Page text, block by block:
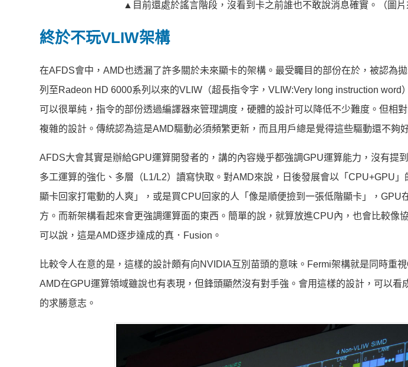
▲目前還處於謠言階段，沒看到卡之前誰也不敢說消息確實。（圖片
終於不玩VLIW架構
在AFDS會中，AMD也透漏了許多關於未來顯卡的架構。最受矚目的部份在於，被認為
列至Radeon HD 6000系列以來的VLIW（超長指令字，VLIW:Very long instruction word
可以很單純，指令的部份透過編譯器來管理調度，硬體的設計可以降低不少難度。但相
複雜的設計。傳統認為這是AMD驅動必須頻繁更新，而且用戶總是覺得這些驅動還不夠
AFDS大會其實是辦給GPU運算開發者的，講的內容幾乎都強調GPU運算能力，沒有提
多工運算的強化、多層（L1/L2）讀寫快取。對AMD來說，日後發展會以「CPU+GPU
顯卡回家打電動的人爽」，或是買CPU回家的人「像是順便撿到一張低階顯卡」，GPU
方。而新架構看起來會更強調運算面的東西。簡單的說，就算放進CPU內，也會比較像
可以說，這是AMD逐步達成的真．Fusion。
比較令人在意的是，這樣的設計頗有向NVIDIA互別苗頭的意味。Fermi架構就是同時重
AMD在GPU運算領域雖說也有表現，但鋒頭顯然沒有對手強。會用這樣的設計，可以看
的求勝意志。